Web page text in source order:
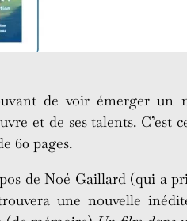
de voir émerger
et de ses talents. C’est
60 pages.
de Noé Gaillard (qui a
une nouvelle